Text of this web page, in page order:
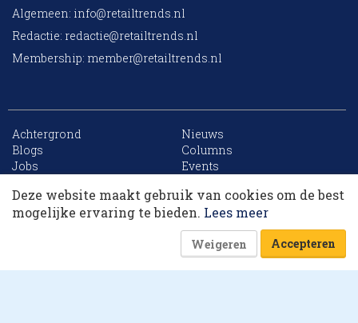
Algemeen: info@retailtrends.nl
Redactie: redactie@retailtrends.nl
Membership: member@retailtrends.nl
Achtergrond
Nieuws
Blogs
Columns
Jobs
Events
Archief
Sitemap
Website is powered by
Deze website maakt gebruik van cookies om de best
mogelijke ervaring te bieden. Lees meer
Weigeren Accepteren
10 collega’s
Korting op events